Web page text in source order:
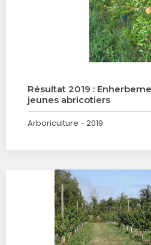
Résultat 2019 :
jeunes abricotiers
Arboriculture - 2019